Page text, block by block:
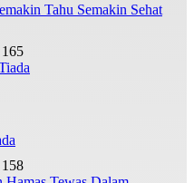
Tahu Semakin Sehat
165
158